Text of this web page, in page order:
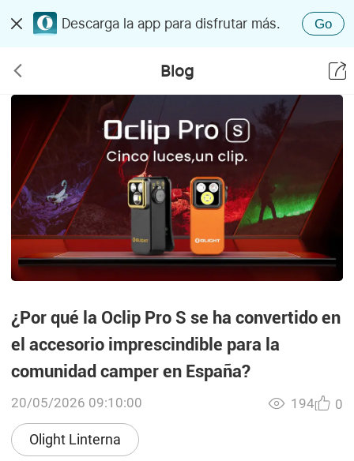
Descarga la app para disfrutar más. Go
Blog
¿Por qué la Oclip Pro S se ha convertido en
el accesorio imprescindible para la
comunidad camper en España?
20/05/2026 09:10:00
Olight Linterna
194 0